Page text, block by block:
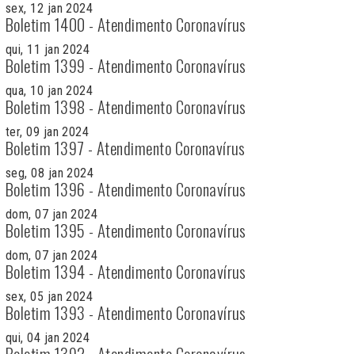
sex, 12 jan 2024
Boletim 1400 - Atendimento Coronavírus
qui, 11 jan 2024
Boletim 1399 - Atendimento Coronavírus
qua, 10 jan 2024
Boletim 1398 - Atendimento Coronavírus
ter, 09 jan 2024
Boletim 1397 - Atendimento Coronavírus
seg, 08 jan 2024
Boletim 1396 - Atendimento Coronavírus
dom, 07 jan 2024
Boletim 1395 - Atendimento Coronavírus
dom, 07 jan 2024
Boletim 1394 - Atendimento Coronavírus
sex, 05 jan 2024
Boletim 1393 - Atendimento Coronavírus
qui, 04 jan 2024